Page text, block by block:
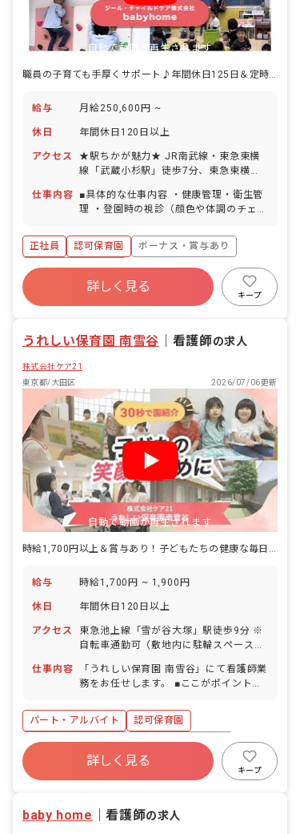
自動で動画が再生されます
職員の子育ても手厚くサポート♪年間休日125日＆定時退勤ができる職場です
給与 月給250,600円 ~
休日 年間休日120日以上
アクセス
★駅ちかが魅力★ JR南武線・東急東横
線「武蔵小杉駅」徒歩7分、東急東横線
ピングモールがあり、仕事帰りにショッ
ピングも楽しめます！新丸子駅付近に
も便利です。
仕事内容
■具体的な仕事内容 ・健康管理・衛生管
理 ・登園時の視診（顔色や体調のチェッ
置、受診判断 ・各種資料作成 ・園内の
消毒・衛生管理の指導 ・保護者様からの
健康相談、育児相談への対応 ・職員への
保健・衛生知識の共有 ・嘱託医との連携
※保育業務をお願いすることはありませ
ん。
正社員 認可保育園
ボーナス・賞与あり
年間休日120日以上
寮・住宅・家賃補助あり
社会保険完備
残業少なめ
詳しく見る
キープ
うれしい保育園 南雪谷 看護師の求人
株式会社ケア21
東京都/大田区
2026/07/06更新
自動で動画が再生されます
時給1,700円以上＆賞与あり！子どもたちの健康な毎日を支えるやりがい◎
給与 時給1,700円 ~ 1,900円
休日 年間休日120日以上
アクセス
東急池上線「雪が谷大塚」駅徒歩9分 ※
自転車通勤可（敷地内に駐輪スペース完
仕事内容
「うれしい保育園 南雪谷」にて看護師業
務をお任せします。 ■ここがポイント！
健康管理、保健衛生研修を主にお任せし
ます。時間帯により保育のお手伝いとし
て、子どもたちにも関わっていただきま
す。 また保健だよりの作成とともに、保
護者様からの相談に応じて、看護の専門
とてもうれしいです。 ケア21の「人を
パート・アルバイト
認可保育園
ボーナス・賞与あり
年間休日120日以上
社会保険完備
有給
福利厚生充実
詳しく見る
キープ
baby home ｜看護師の求人